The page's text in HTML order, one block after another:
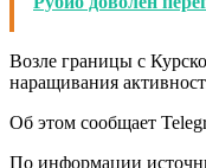
Возле границы с
наращивания
Об этом сообщает
По информации